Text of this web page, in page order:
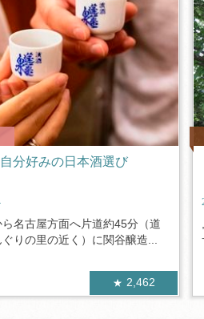
自分好みの日本酒選び
名古屋方面へ片道約45分（道
りの里の近く）に関谷醸造...
2,462